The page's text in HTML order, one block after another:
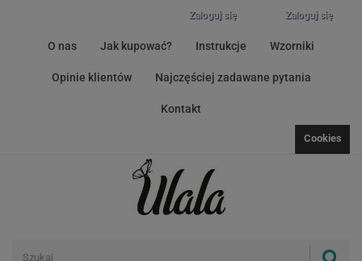
Zaloguj się
Zaloguj się
O nas Jak kupować? Instrukcje Wzorniki
Opinie klientów Najczęściej zadawane pytania
Kontakt
Cookies